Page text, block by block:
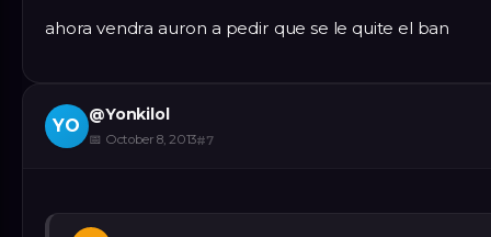
ahora vendra auron a pedir que se le quite el ban
YO
@Yonkilol
📅 October 8, 2013#7